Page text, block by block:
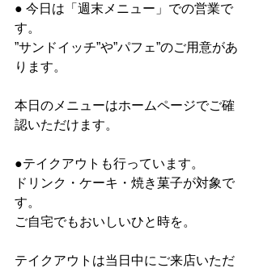
● 今日は「週末メニュー」での営業で
す。
”サンドイッチ”や”パフェ”のご用意があ
ります。
本日のメニューはホームページでご確
認いただけます。
●テイクアウトも行っています。
ドリンク・ケーキ・焼き菓子が対象で
す。
ご自宅でもおいしいひと時を。
テイクアウトは当日中にご来店いただ